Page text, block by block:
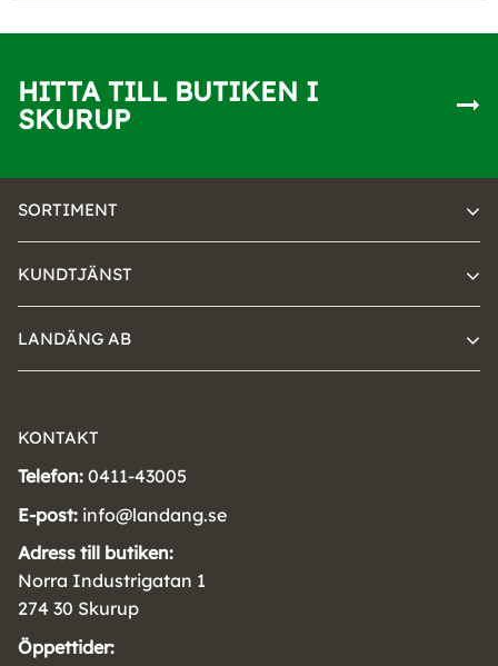
HITTA TILL BUTIKEN I
SKURUP
SORTIMENT
KUNDTJÄNST
LANDÄNG AB
KONTAKT
Telefon: 0411-43005
E-post: info@landang.se
Adress till butiken:
Norra Industrigatan 1
274 30 Skurup
Öppettider: